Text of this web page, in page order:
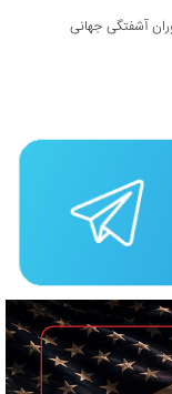
آشفتگی جهانی